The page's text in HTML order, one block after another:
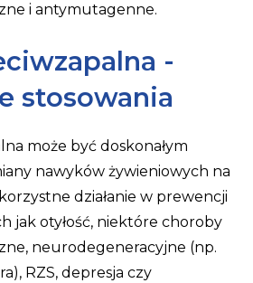
i antymutagenne.
-
stosowania
może być doskonałym
nawyków żywieniowych na
działanie w prewencji
jak otyłość, niektóre choroby
neurodegeneracyjne (np.
RZS, depresja czy